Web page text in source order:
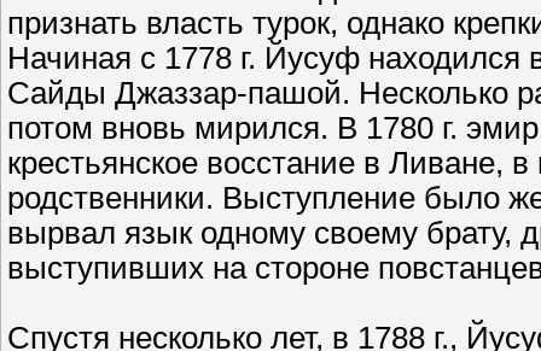
признать власть турок, однако
Начиная с 1778 г. Йусуф
Сайды Джаззар-пашой. Несколько
потом вновь мирился. В 1780 г.
крестьянское восстание в Ливане,
родственники. Выступление было
вырвал язык одному своему брату,
выступивших на стороне
Спустя несколько лет, в 1788 г.,